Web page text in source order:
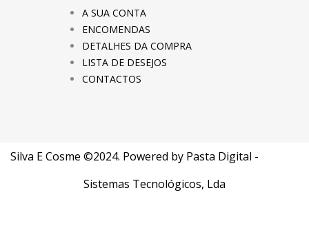
A SUA CONTA
ENCOMENDAS
DETALHES DA COMPRA
LISTA DE DESEJOS
CONTACTOS
Silva E Cosme ©2024. Powered by Pasta Digital -
Sistemas Tecnológicos, Lda